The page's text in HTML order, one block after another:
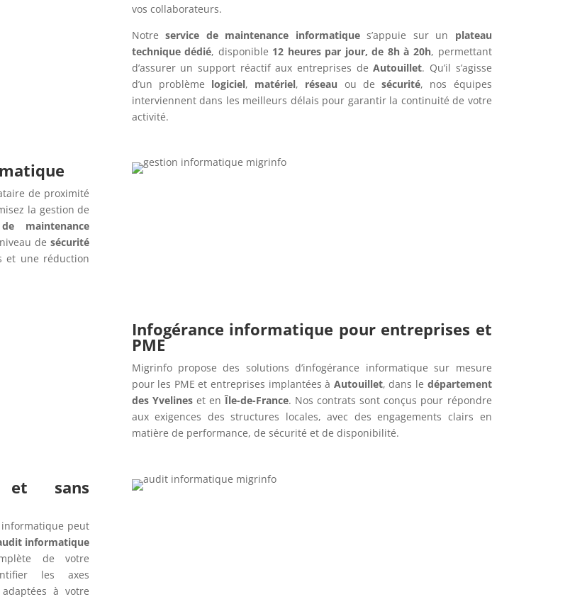
vos collaborateurs.
Notreservice de maintenance informatiques’appuie sur un plateau
technique dédié, disponible 12 heures par jour, de 8h à 20h, permettant
d’assurer un support réactif aux entreprises deAutouillet. Qu’il s’agisse
d’un problème logiciel, matériel, réseau ou desécurité, nos équipes
interviennent dans les meilleurs délais pour garantir la continuité de votre
activité.
de proximité
la gestion de
maintenance
desécurité
et une réduction
Infogérance informatique pour entreprises et
PME
Migrinfo propose des solutions d’infogérance informatique sur mesure
pour les PME et entreprises implantées à Autouillet, dans le département
des Yvelineset enÎle-de-France. Nos contrats sont conçus pour répondre
aux exigences des structures locales, avec des engagements clairs en
matière de performance, de sécurité et de disponibilité.
et sans
informatique peut
informatique
de votre
les axes
à votre